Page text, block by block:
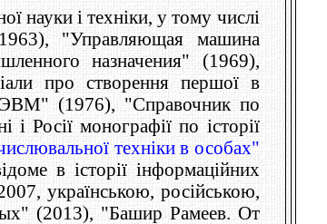
науки і техніки, у тому числі
"Управляющая машина
назначения" (1969),
про створення першої в
ЭВМ" (1976), "Справочник по
Росії монографії по історії
техніки в особах"
в історії інформаційних
українською, російською,
(2013), "Башир Рамеев. От